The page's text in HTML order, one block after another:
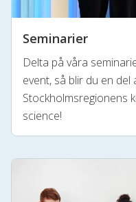
Seminarier
Delta på våra
event, så blir du en
Stockholmsregionens
science!